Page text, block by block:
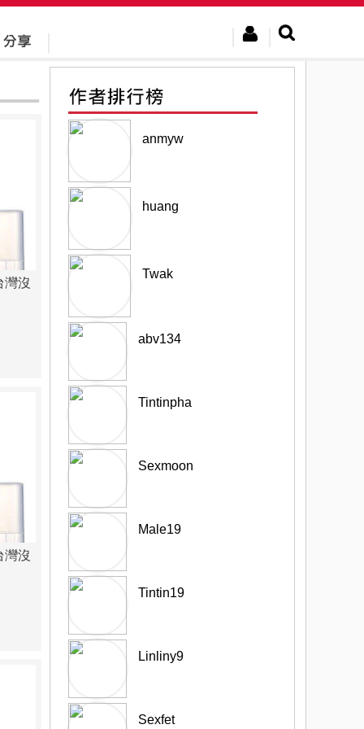
灣沒
灣沒
anmyw
huang
Twak
abv134
Tintinpha
Sexmoon
Male19
Tintin19
Linliny9
Sexfet